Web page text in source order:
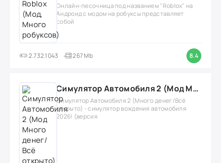
Онлайн-песочница под названием "Roblox" на
Андроид с модом на робуксы представляет
собой
2.732.1043 267 Mb 8.4
Симулятор Автомобиля 2 (Мод Много денег/Всё открыто)
Симулятор Автомобиля 2 (Много денег/Всё
открыто) - симулятор вождения автомобиля
2026! (версия